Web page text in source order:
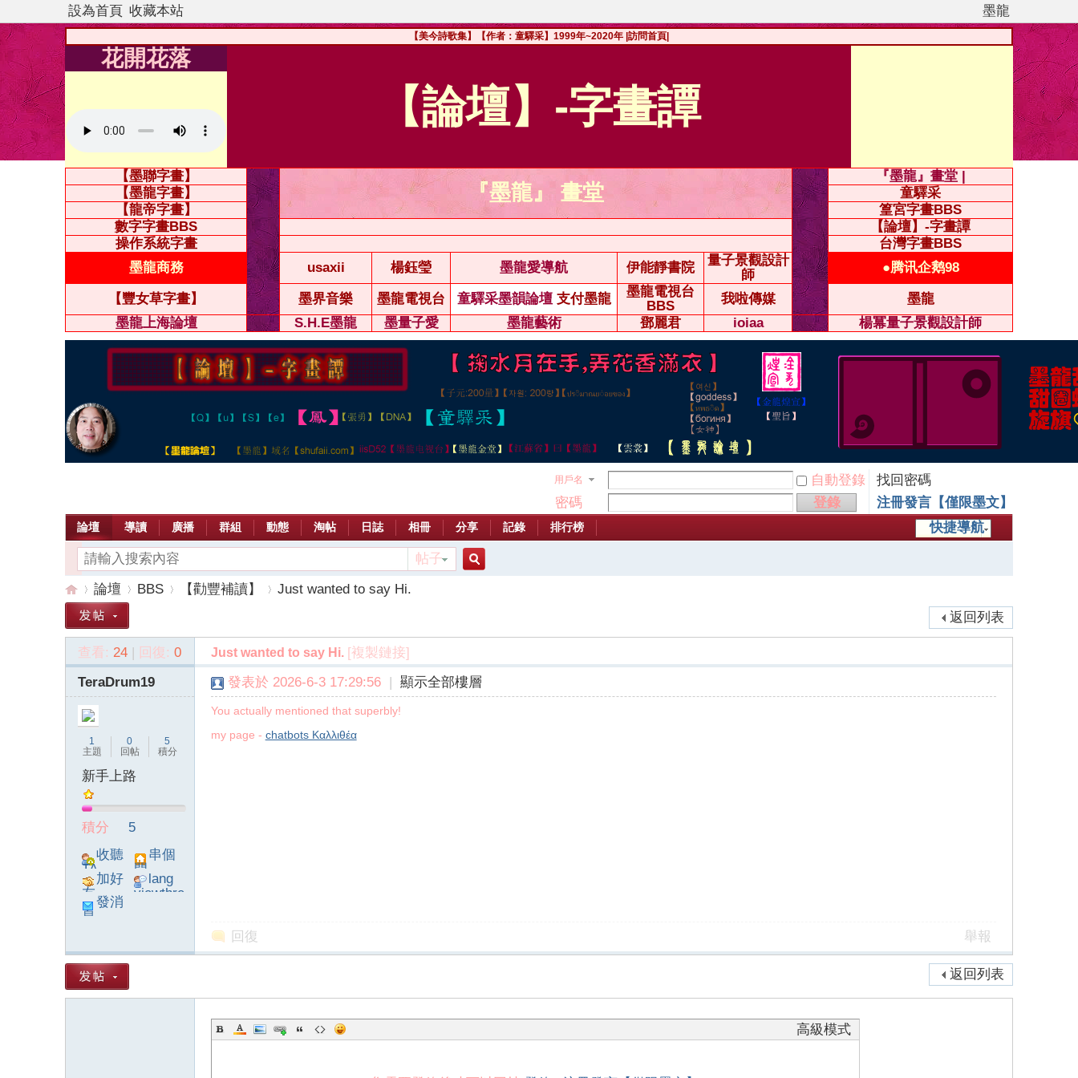
設為首頁 收藏本站 墨龍
【美今詩歌集】【作者：童驛采】1999年~2020年 |訪問首頁|
花開花落
【論壇】-字畫譚
【墨聯字畫】
『墨龍』 畫堂
『墨龍』畫堂 |
【墨龍字畫】
童驛采
【龍帝字畫】
篁宮字畫BBS
數字字畫BBS
【論壇】-字畫譚
操作系統字畫
台灣字畫BBS
墨龍商務
usaxii 楊鈺瑩 墨龍愛導航 伊能靜書院
量子景觀設計
師
●腾讯企鹅98
【豐女草字畫】 墨界音樂 墨龍電視台 童驛采墨韻論壇 支付墨龍
墨龍電視台
BBS
我啦傳媒
墨龍
墨龍上海論壇
S.H.E墨龍 墨量子愛 墨龍藝術 鄧麗君 ioiaa 楊冪量子景觀設計師
用戶名 自動登錄
找回密碼
密碼
登錄
注冊發言【僅限墨文】
快捷導航
論壇 導讀 廣播 群組 動態 淘帖 日誌 相冊 分享 記錄 排行榜
帖子
»
論壇
›
BBS
›
【勸豐補讀】
›
Just wanted to say Hi.
返回列表
查看: 24 | 回復: 0 Just wanted to say Hi. [複製鏈接]
TeraDrum19
1
主題
0
回帖
5
積分
新手上路
積分
5
收聽
TA
串個
門
加好
友
lang
viewthre
發消
息
發表於 2026-6-3 17:29:56 | 顯示全部樓層
You actually mentioned that superbly!
my page - chatbots Καλλιθέα
回復 舉報
返回列表
高級模式